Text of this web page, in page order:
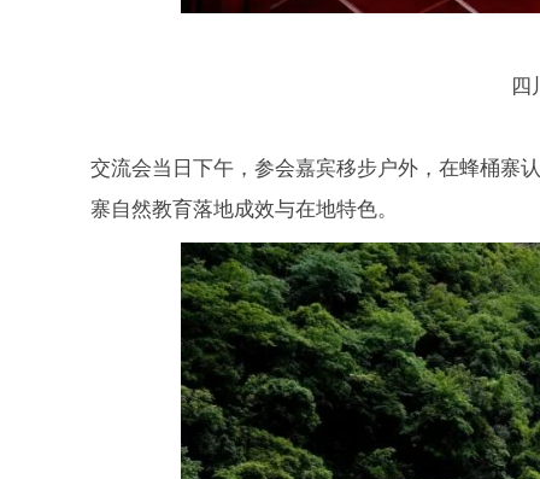
四
交流会当日下午，参会嘉宾移步户外，在蜂桶寨
寨自然教育落地成效与在地特色。